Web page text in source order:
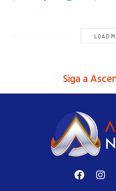
LOAD
Siga a